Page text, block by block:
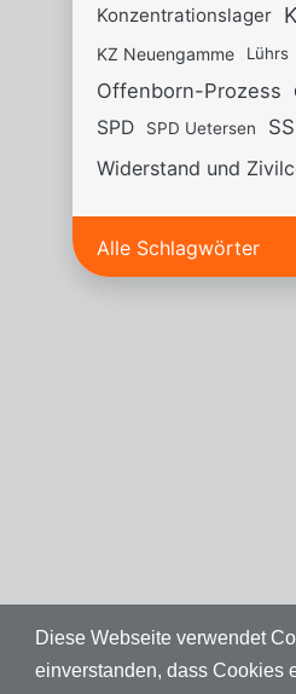
Diese Webseite verwendet
einverstanden, dass Cookies
Konzentrationslager
KZ Neuengamme Lührs
Offenborn-Prozess
SPD SPD Uetersen SS
Widerstand und
Alle Schlagwörter
Datenschutz